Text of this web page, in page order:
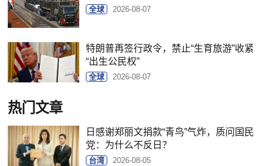
全球 2026-08-07
特朗普再签行政令，禁止“生育旅游”收紧
“出生公民权”
全球 2026-08-07
热门文章
日感谢郑丽文捐款“青鸟”气炸，质问国民
党：为什么不反日？
台湾 2026-08-05